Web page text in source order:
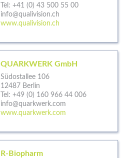
Tel: +41 (0) 43 500 55 00
info@qualivision.ch
www.qualivision.ch
QUARKWERK GmbH
Südostallee 106
12487 Berlin
Tel: +49 (0) 160 966 44 006
info@quarkwerk.com
www.quarkwerk.com
R-Biopharm